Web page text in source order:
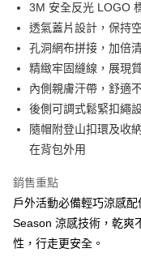
大哥付你分期
相關說明
【大哥付你分期使用說明】
1.本服務由台灣大哥大提供
2.付款方式選擇「大哥付你
流程，驗證手機門號後，
成交易。
3.實際核准額度、可分期數
消。如遇「轉專審核」未
【繳款方式說明】
1.分期款項不併入電信帳單
2.透過簡訊連結打開帳單後
帳／街口支付／iPASS
AFTEE先享後付
相關說明
【關於「AFTEE先享後付」
AFTEE先享後付是「在收
便利好安心！
１．簡單：不需註冊會員、
３．安心：先確認商品／服
【「AFTEE先享後付」結帳
１．於結帳方式選擇「
２．訂單成立數日內，您將
ATM付款
運送方式
付款後全家取貨
每筆NT$70，滿
付款後7-11取貨
3M 安全反光 LOGO
透氣蓋片設計，保持
孔洞網布拼接，加倍
精緻牢固縫線，展現
內側親膚汗帶，舒適
後側可調式鬆緊扣繩
隨帽附登山扣環及收
在背包外用
銷售重點
戶外活動必備輕巧涼感
Season 涼感技術，乾爽
性，行走更安全。